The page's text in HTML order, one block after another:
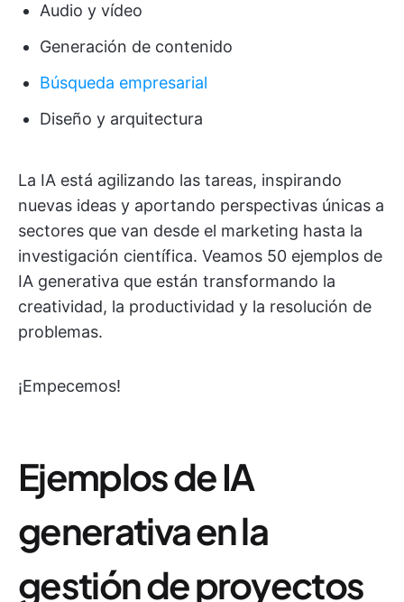
Audio y vídeo
Generación de contenido
Búsqueda empresarial
Diseño y arquitectura
La IA está agilizando las tareas, inspirando
nuevas ideas y aportando perspectivas únicas a
sectores que van desde el marketing hasta la
investigación científica. Veamos 50 ejemplos de
IA generativa que están transformando la
creatividad, la productividad y la resolución de
problemas.
¡Empecemos!
Ejemplos de IA
generativa en la
gestión de proyectos